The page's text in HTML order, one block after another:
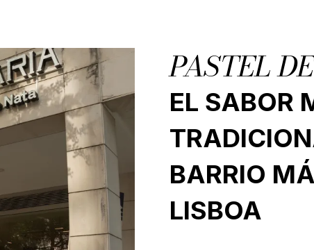
PASTEL
EL SABOR
BARRIO
LISBOA